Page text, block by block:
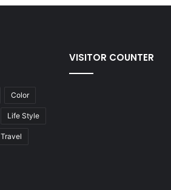
Color
Life Style
Travel
VISITOR COUNTER